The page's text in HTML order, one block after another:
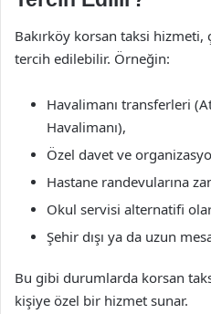
Bakırköy korsan taksi hizmeti,
tercih edilebilir. Örneğin:
Havalimanı transferleri
Havalimanı),
Özel davet ve
Hastane randevularına
Okul servisi alternatifi
Şehir dışı ya da uzun
Bu gibi durumlarda korsan
kişiye özel bir hizmet sunar.